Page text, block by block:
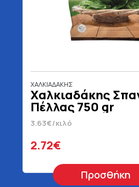
ΧΑΛΚΙΑΔΑΚΗΣ
Χαλκιαδάκης
Πέλλας 750 gr
3.63€/κιλό
2.72€
Προσθήκη